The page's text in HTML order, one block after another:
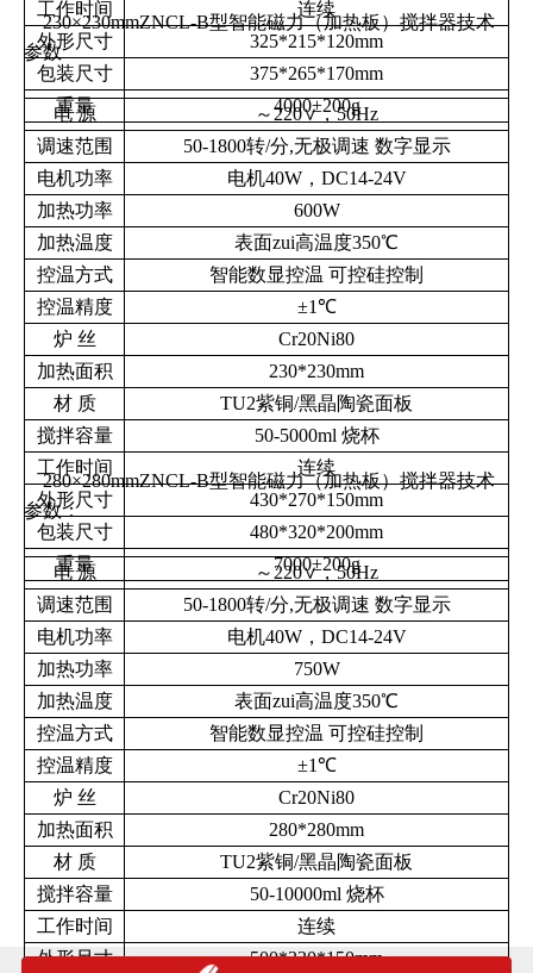
工作时间
连续
外形尺寸
325*215*120mm
包装尺寸
375*265*170mm
重量
4000±200g
230×230mmZNCL-B型智能磁力（加热板）搅拌器技术
参数
电 源 ～220∨，50Hz
调速范围
50-1800转/分,无极调速 数字显示
电机功率
电机40W，DC14-24V
加热功率
600W
加热温度
表面zui高温度350℃
控温方式
智能数显控温 可控硅控制
控温精度
±1 ℃
炉 丝
Cr20Ni80
加热面积
230*230mm
材 质 TU2紫铜/黑晶陶瓷面板
搅拌容量
50-5000ml 烧杯
工作时间
连续
外形尺寸
430*270*150mm
包装尺寸
480*320*200mm
重量
7000±200g
280×280mmZNCL-B型智能磁力（加热板）搅拌器技术
参数：
电 源 ～ 220∨，50Hz
调速范围
50-1800转/分,无极调速 数字显示
电机功率
电机40W，DC14-24V
加热功率
750W
加热温度
表面zui高温度350℃
控温方式
智能数显控温 可控硅控制
控温精度
±1 ℃
炉 丝
Cr20Ni80
加热面积
280*280mm
材 质 TU2紫铜/黑晶陶瓷面板
搅拌容量
50-10000ml 烧杯
工作时间
连续
外形尺寸
500*330*150mm